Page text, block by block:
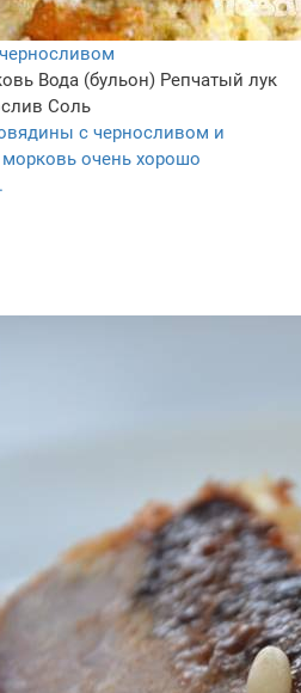
Вода (бульон) Репчатый лук
Соль
с черносливом и
очень хорошо